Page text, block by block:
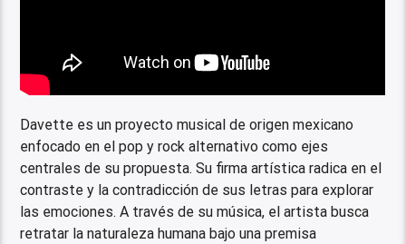
Davette es un proyecto musical de origen mexicano
enfocado en el pop y rock alternativo como ejes
centrales de su propuesta. Su firma artística radica en el
contraste y la contradicción de sus letras para explorar
las emociones. A través de su música, el artista busca
retratar la naturaleza humana bajo una premisa